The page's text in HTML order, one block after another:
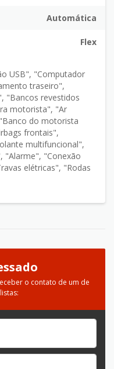
Automática
Flex
USB", "Computador
traseiro",
"Bancos revestidos
motorista", "Ar
do motorista
frontais",
multifuncional",
"Alarme", "Conexão
elétricas", "Rodas
o contato de um de